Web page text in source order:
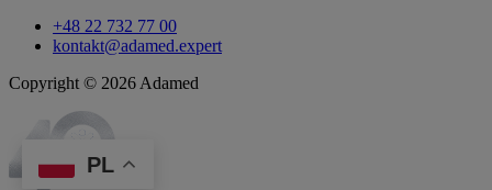
+48 22 732 77 00
kontakt@adamed.expert
Copyright © 2026 Adamed
PL